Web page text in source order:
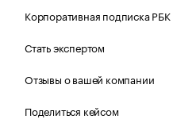
Корпоративная подписка РБК
Стать экспертом
Отзывы о вашей компании
Поделиться кейсом